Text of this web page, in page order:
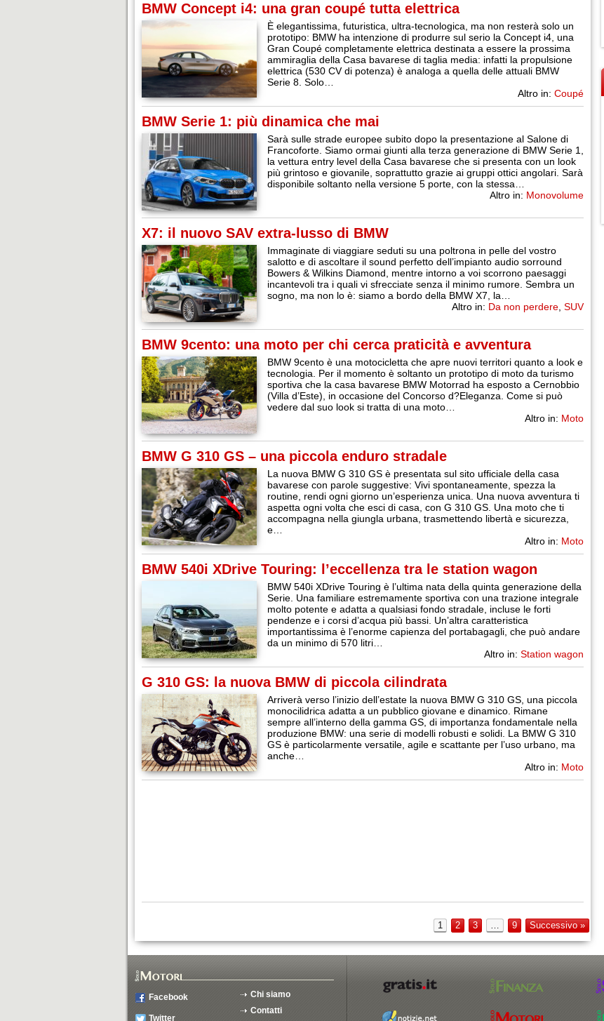
BMW Concept i4: una gran coupé tutta elettrica
È elegantissima, futuristica, ultra-tecnologica, ma non resterà solo un
prototipo: BMW ha intenzione di produrre sul serio la Concept i4, una
Gran Coupé completamente elettrica destinata a essere la prossima
ammiraglia della Casa bavarese di taglia media: infatti la propulsione
elettrica (530 CV di potenza) è analoga a quella delle attuali BMW
Serie 8. Solo…
Altro in: Coupé
BMW Serie 1: più dinamica che mai
Sarà sulle strade europee subito dopo la presentazione al Salone di
Francoforte. Siamo ormai giunti alla terza generazione di BMW Serie 1,
la vettura entry level della Casa bavarese che si presenta con un look
più grintoso e giovanile, soprattutto grazie ai gruppi ottici angolari. Sarà
disponibile soltanto nella versione 5 porte, con la stessa…
Altro in: Monovolume
X7: il nuovo SAV extra-lusso di BMW
Immaginate di viaggiare seduti su una poltrona in pelle del vostro
salotto e di ascoltare il sound perfetto dell’impianto audio sorround
Bowers & Wilkins Diamond, mentre intorno a voi scorrono paesaggi
incantevoli tra i quali vi sfrecciate senza il minimo rumore. Sembra un
sogno, ma non lo è: siamo a bordo della BMW X7, la…
Altro in: Da non perdere SUV
BMW 9cento: una moto per chi cerca praticità e avventura
BMW 9cento è una motocicletta che apre nuovi territori quanto a look e
tecnologia. Per il momento è soltanto un prototipo di moto da turismo
sportiva che la casa bavarese BMW Motorrad ha esposto a Cernobbio
(Villa d’Este), in occasione del Concorso d?Eleganza. Come si può
vedere dal suo look si tratta di una moto…
Altro in: Moto
BMW G 310 GS – una piccola enduro stradale
La nuova BMW G 310 GS è presentata sul sito ufficiale della casa
bavarese con parole suggestive: Vivi spontaneamente, spezza la
routine, rendi ogni giorno un’esperienza unica. Una nuova avventura ti
aspetta ogni volta che esci di casa, con G 310 GS. Una moto che ti
accompagna nella giungla urbana, trasmettendo libertà e sicurezza,
e…
Altro in: Moto
BMW 540i XDrive Touring: l’eccellenza tra le station wagon
BMW 540i XDrive Touring è l’ultima nata della quinta generazione della
Serie. Una familiare estremamente sportiva con una trazione integrale
molto potente e adatta a qualsiasi fondo stradale, incluse le forti
pendenze e i corsi d’acqua più bassi. Un’altra caratteristica
importantissima è l’enorme capienza del portabagagli, che può andare
da un minimo di 570 litri…
Altro in: Station wagon
G 310 GS: la nuova BMW di piccola cilindrata
Arriverà verso l’inizio dell’estate la nuova BMW G 310 GS, una piccola
monocilidrica adatta a un pubblico giovane e dinamico. Rimane
sempre all’interno della gamma GS, di importanza fondamentale nella
produzione BMW: una serie di modelli robusti e solidi. La BMW G 310
GS è particolarmente versatile, agile e scattante per l’uso urbano, ma
anche…
Altro in: Moto
1 2 3 … 9 Successivo »
Facebook
Twitter
Chi siamo
Contatti